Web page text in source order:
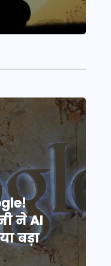
ने AI
बड़ा